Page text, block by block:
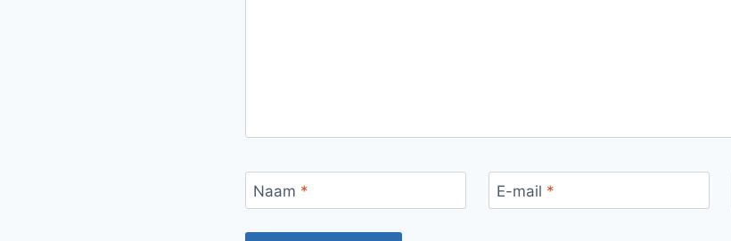
Naam * E-mail *